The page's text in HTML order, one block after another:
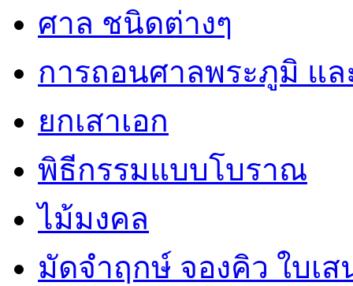
ศาล ชนิดต่างๆ
การถอนศาลพระภูมิ แล
ยกเสาเอก
พิธีกรรมแบบโบราณ
ไม้มงคล
มัดจำฤกษ์ จองคิว ใบเ